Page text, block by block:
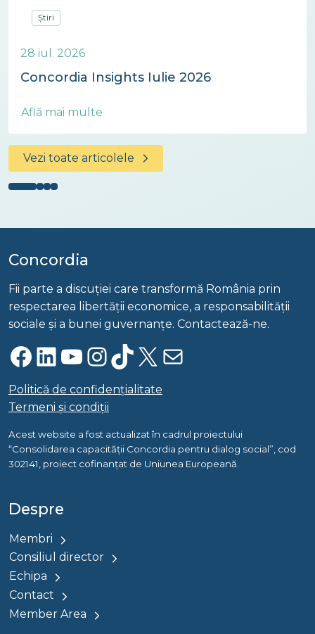
Știri
28 iul. 2026
Concordia Insights Iulie 2026
Află mai multe
Vezi toate articolele
Concordia
Fii parte a discuției care transformă România prin
respectarea libertății economice, a responsabilității
sociale și a bunei guvernanțe. Contactează-ne.
Facebook LinkedIn YouTube InstagramTikTok X Mail
Politică de confidențialitate
Termeni și condiții
Acest website a fost actualizat în cadrul proiectului
“Consolidarea capacității Concordia pentru dialog social”, cod
302141, proiect cofinanțat de Uniunea Europeană.
Despre
Membri
Consiliul director
Echipa
Contact
Member Area